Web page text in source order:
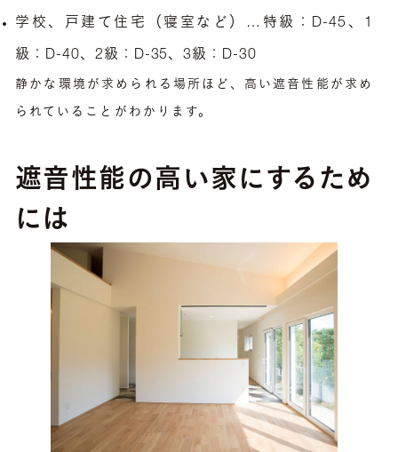
学校、戸建て住宅（寝室など）…特級：D-45、1
級：D-40、2級：D-35、3級：D-30
静かな環境が求められる場所ほど、高い遮音性能が求め
られていることがわかります。
遮音性能の高い家にするため
には